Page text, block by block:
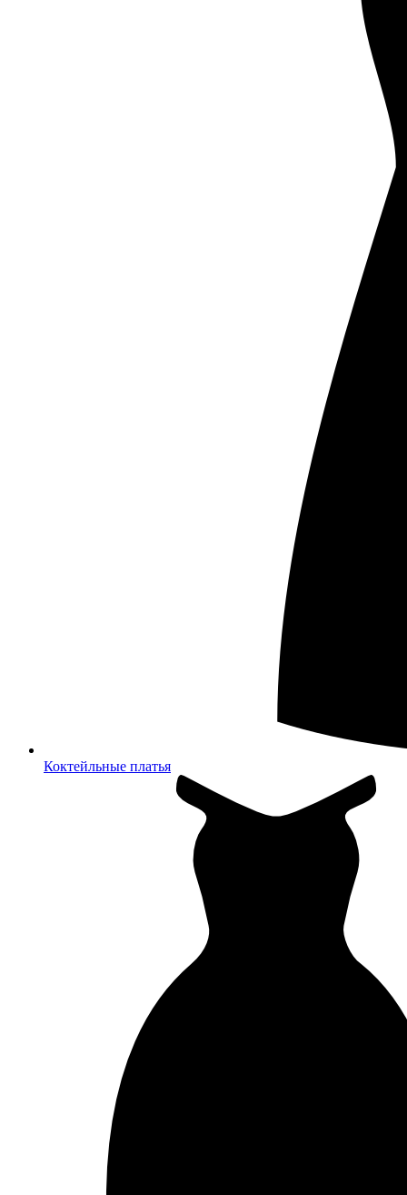
Коктейльные платья